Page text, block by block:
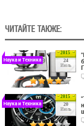
ЧИТАЙТЕ ТАКЖЕ:
2015
24
Июль
Наука и Техника
2015
20
Июль
Наука и Техника